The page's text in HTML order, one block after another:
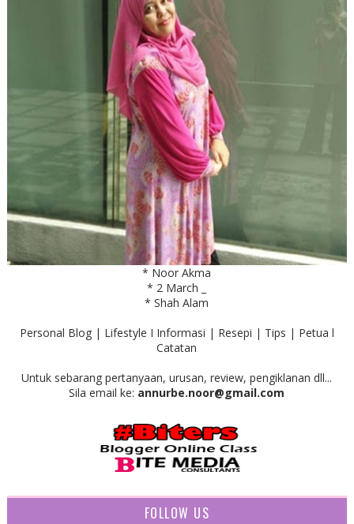
* Noor Akma
* 2 March _
* Shah Alam
Personal Blog | Lifestyle I Informasi | Resepi | Tips | Petua l
Catatan
Untuk sebarang pertanyaan, urusan, review, pengiklanan dll...
Sila email ke: annurbe.noor@gmail.com
FOLLOW US